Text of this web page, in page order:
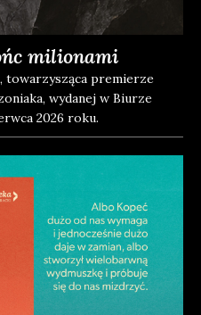
milionami
towa­rzy­szą­ca pre­mie­rze
wyda­nej w Biu­rze
2026 roku.